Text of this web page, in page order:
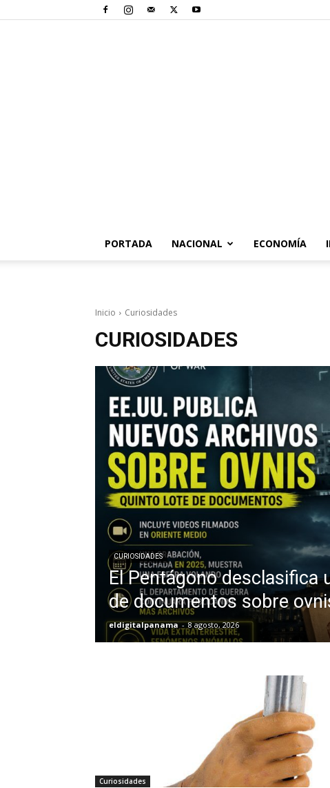
PORTADA NACIONAL ECONOMÍA
Inicio Curiosidades
CURIOSIDADES
CURIOSIDADES
El Pentágono desclasifica
de documentos sobre
eldigitalpanama - 8 agosto, 2026
Curiosidades